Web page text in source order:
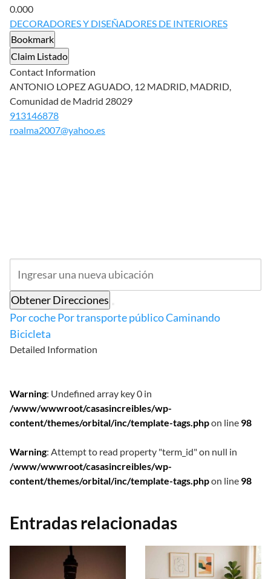
0.000
DECORADORES Y DISEÑADORES DE INTERIORES
Bookmark
Claim Listado
Contact Information
ANTONIO LOPEZ AGUADO, 12 MADRID, MADRID,
Comunidad de Madrid 28029
913146878
roalma2007@yahoo.es
Obtener Direcciones
Por cochePor transporte públicoCaminando
Bicicleta
Detailed Information
Warning: Undefined array key 0 in
/www/wwwroot/casasincreibles/wp-
content/themes/orbital/inc/template-tags.phpon line 98
Warning: Attempt to read property "term_id" on null in
/www/wwwroot/casasincreibles/wp-
content/themes/orbital/inc/template-tags.phpon line 98
Entradas relacionadas